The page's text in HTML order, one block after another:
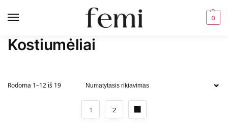
0
Kostiumėliai
Rodoma 1–12 iš 19
1 2